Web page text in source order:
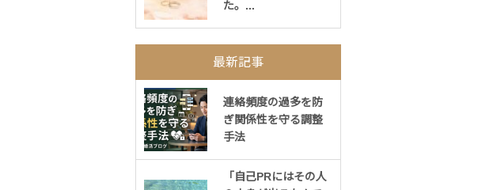
た。...
最新記事
連絡頻度の過多を防
ぎ関係性を守る調整
手法
「自己PRにはその人